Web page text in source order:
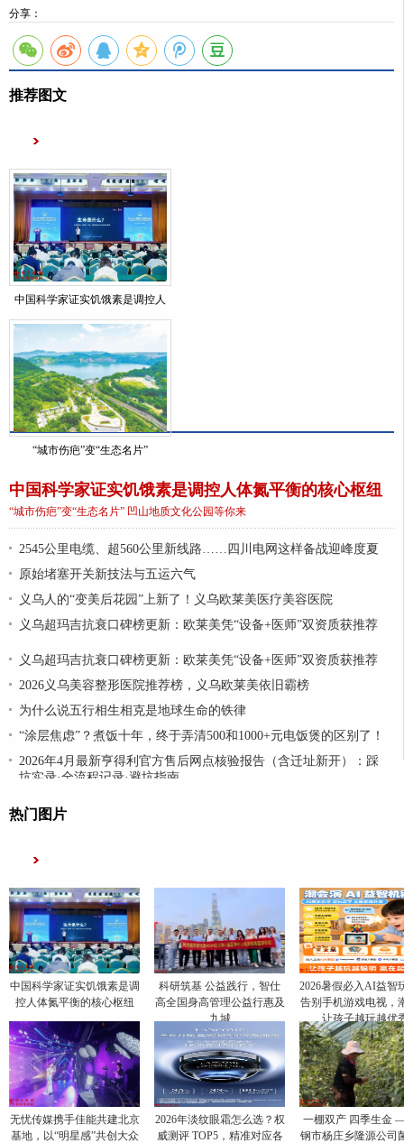
分享：
推荐图文
中国科学家证实饥饿素是调控人
“城市伤疤”变“生态名片”
中国科学家证实饥饿素是调控人体氮平衡的核心枢纽
“城市伤疤”变“生态名片” 凹山地质文化公园等你来
2545公里电缆、超560公里新线路……四川电网这样备战迎峰度夏
原始堵塞开关新技法与五运六气
义乌人的“变美后花园”上新了！义乌欧莱美医疗美容医院
义乌超玛吉抗衰口碑榜更新：欧莱美凭“设备+医师”双资质获推荐
义乌超玛吉抗衰口碑榜更新：欧莱美凭“设备+医师”双资质获推荐
2026义乌美容整形医院推荐榜，义乌欧莱美依旧霸榜
为什么说五行相生相克是地球生命的铁律
“涂层焦虑”？煮饭十年，终于弄清500和1000+元电饭煲的区别了！
2026年4月最新亨得利官方售后网点核验报告（含迁址新开）：踩
坑实录·全流程记录·避坑指南
热门图片
中国科学家证实饥饿素是调
控人体氮平衡的核心枢纽
科研筑基 公益践行，智仕
高全国身高管理公益行惠及
九城
2026暑假必入AI益智
告别手机游戏电视，
让孩子越玩越优
无忧传媒携手佳能共建北京
基地，以“明星感”共创大众
​2026年淡纹眼霜怎么选？权
威测评 TOP5，精准对应各
一棚双产 四季生金
钢市杨庄乡隆源公司